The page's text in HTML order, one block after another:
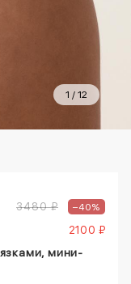
1 / 12
3480 ₽ –40%
2100 ₽
мини-